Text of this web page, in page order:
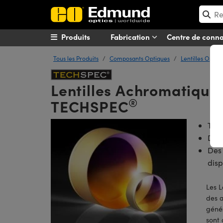
Fabrication Centre de
Produits
Tous les Produits Composants Optiques Lentilles
Lentilles
TECHSPEC®
Des
Les
des
sont